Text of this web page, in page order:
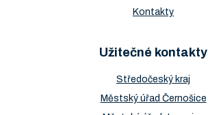
Kontakty
Užitečné kontakty
Středočeský kraj
Městský úřad Černošice